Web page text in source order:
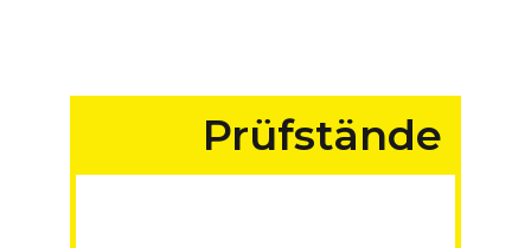
Prüfstände